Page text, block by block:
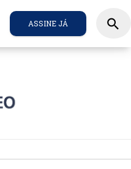
ASSINE JÁ search